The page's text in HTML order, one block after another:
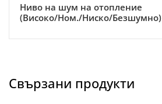
Ниво на шум на отопление
(Високо/Ном./Ниско/Безшумно)
Свързани продукти